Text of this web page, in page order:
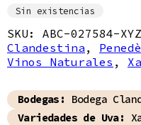
Sin existencias
SKU: ABC-027584-XYZ
Clandestina ,
Vinos Naturales ,
Bodegas: Bodega
Variedades de Uva: